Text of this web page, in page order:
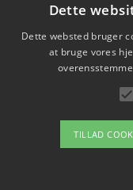
Bæredygtige
Om /
Dette
Dette websted bruger
at bruge vores
TILLAD